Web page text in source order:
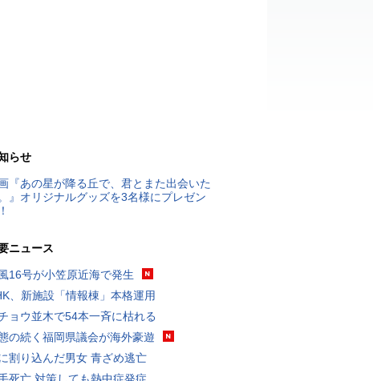
らせ
『あの星が降る丘で、君とまた出会いた
』オリジナルグッズを3名様にプレゼン
ニュース
16号が小笠原近海で発生
、新施設「情報棟」本格運用
ョウ並木で54本一斉に枯れる
の続く福岡県議会が海外豪遊
割り込んだ男女 青ざめ逃亡